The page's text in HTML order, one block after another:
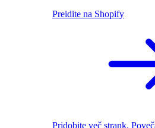
Preidite na Shopify
Pridobite več strank.